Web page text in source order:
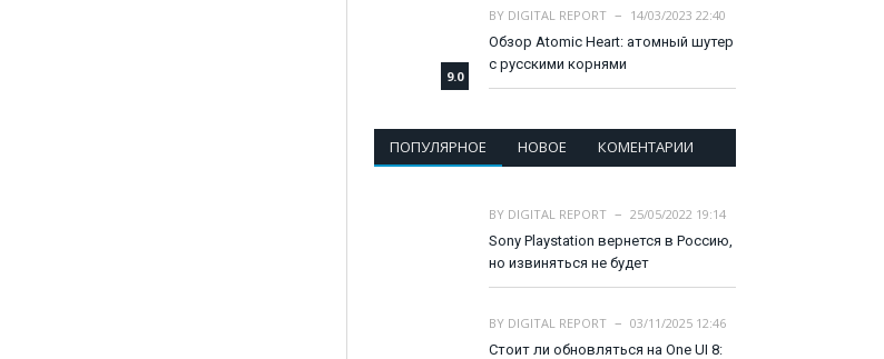
9.0
BY DIGITAL REPORT
14/03/2023 22:40
Обзор Atomic Heart: атомный шутер
с русскими корнями
ПОПУЛЯРНОЕ НОВОЕ КОМЕНТАРИИ
BY DIGITAL REPORT
25/05/2022 19:14
Sony Playstation вернется в Россию,
но извиняться не будет
BY DIGITAL REPORT
03/11/2025 12:46
Стоит ли обновляться на One UI 8: